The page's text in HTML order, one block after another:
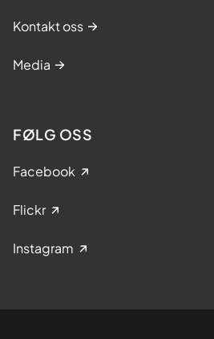
Kontakt oss
Media
FØLG OSS
Facebook
Flickr
Instagram